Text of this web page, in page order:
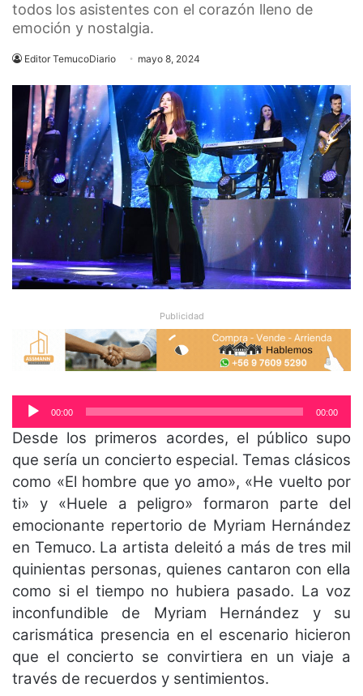
todos los asistentes con el corazón lleno de
emoción y nostalgia.
Editor TemucoDiario mayo 8, 2024
Publicidad
Reproductor
de
audio
00:00 00:00
Desde los primeros acordes, el público supo
que sería un concierto especial. Temas clásicos
como «El hombre que yo amo», «He vuelto por
ti» y «Huele a peligro» formaron parte del
emocionante repertorio de Myriam Hernández
en Temuco. La artista deleitó a más de tres mil
quinientas personas, quienes cantaron con ella
como si el tiempo no hubiera pasado. La voz
inconfundible de Myriam Hernández y su
carismática presencia en el escenario hicieron
que el concierto se convirtiera en un viaje a
través de recuerdos y sentimientos.